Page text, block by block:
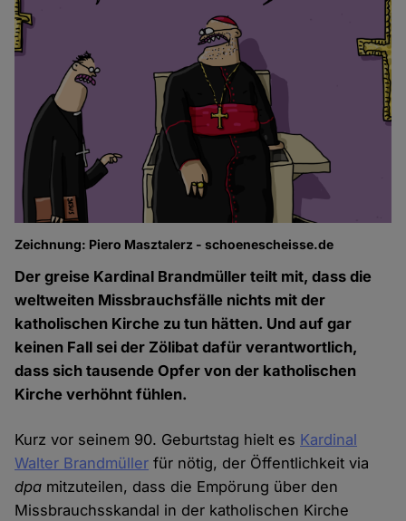
Zeichnung: Piero Masztalerz - schoenescheisse.de
Der greise Kardinal Brandmüller teilt mit, dass die
weltweiten Missbrauchsfälle nichts mit der
katholischen Kirche zu tun hätten. Und auf gar
keinen Fall sei der Zölibat dafür verantwortlich,
dass sich tausende Opfer von der katholischen
Kirche verhöhnt fühlen.
Kurz vor seinem 90. Geburtstag hielt es Kardinal
Walter Brandmüller für nötig, der Öffentlichkeit via
dpa mitzuteilen, dass die Empörung über den
Missbrauchsskandal in der katholischen Kirche